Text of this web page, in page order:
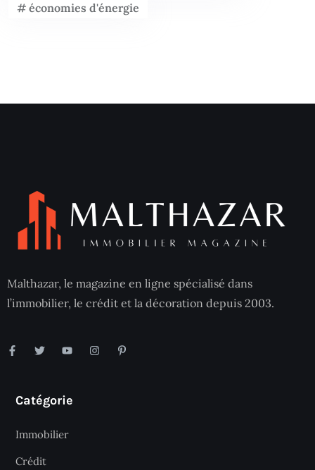
économies d'énergie
Malthazar, le magazine en ligne spécialisé dans
l’immobilier, le crédit et la décoration depuis 2003.
Catégorie
Immobilier
Crédit